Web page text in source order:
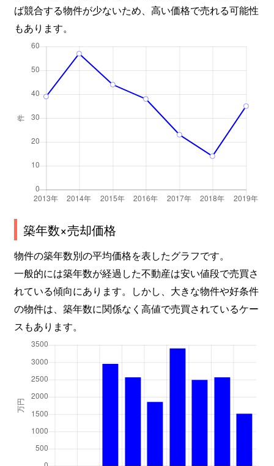
ば競合する物件が少ないため、高い価格で売れる可能性
もあります。
築年数×売却価格
物件の築年数別の平均価格を表したグラフです。
一般的には築年数が経過した不動産は安い値段で売買さ
れている傾向にあります。しかし、大きな物件や好条件
の物件は、築年数に関係なく高値で売買されているケー
スもあります。